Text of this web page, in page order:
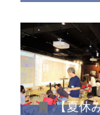
【夏休